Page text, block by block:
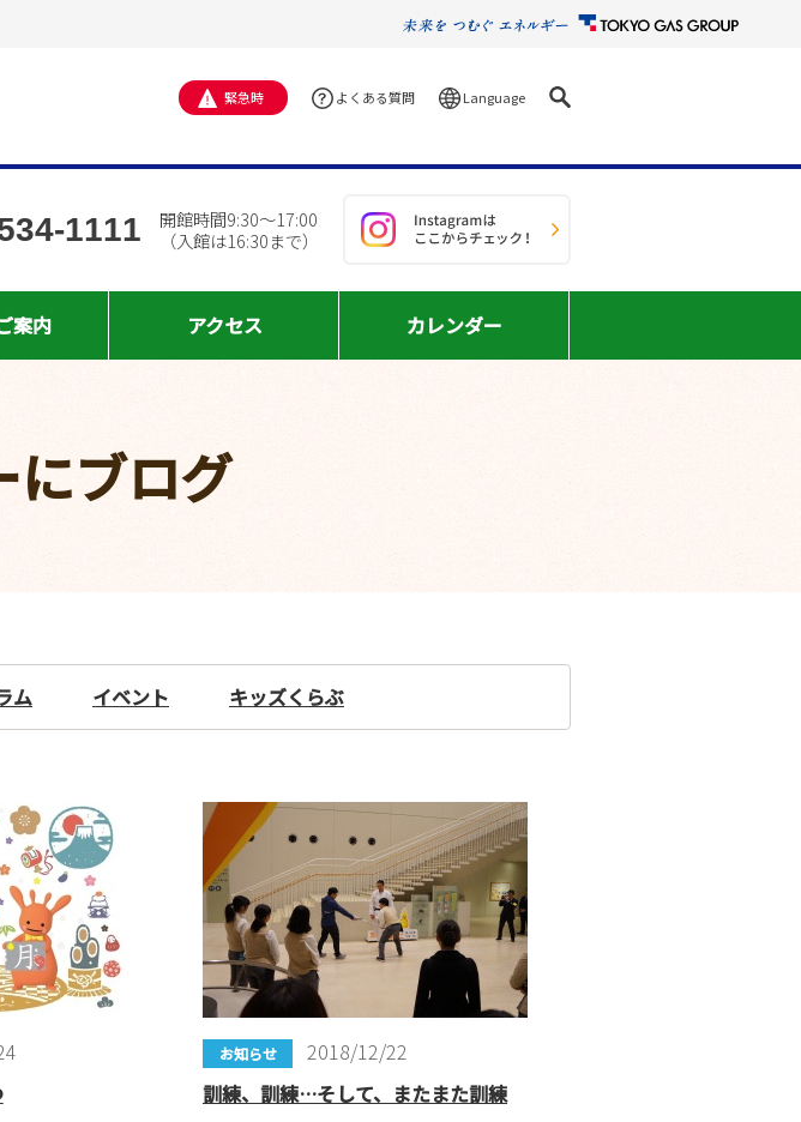
緊急時 よくある質問 Language
1111
開館時間9:30～17:00
（入館は16:30まで）
案内 アクセス カレンダー
にブログ
ム イベント キッズくらぶ
お知らせ
2018/12/22
訓練、訓練…そして、またまた訓練